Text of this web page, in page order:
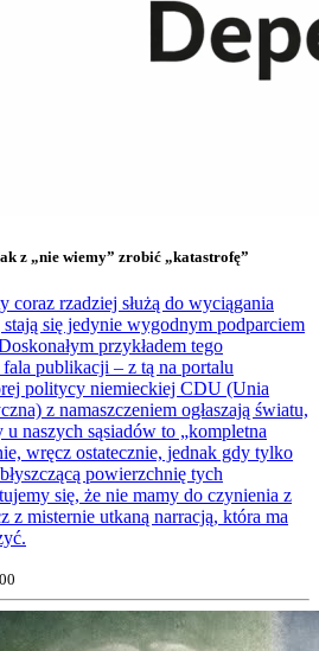
z „nie wiemy” zrobić „katastrofę”
coraz rzadziej służą do wyciągania
się jedynie wygodnym podparciem
przykładem tego
publikacji – z tą na portalu
politycy niemieckiej CDU (Unia
z namaszczeniem ogłaszają światu,
naszych sąsiadów to „kompletna
wręcz ostatecznie, jednak gdy tylko
powierzchnię tych
się, że nie mamy do czynienia z
z misternie utkaną narracją, która ma